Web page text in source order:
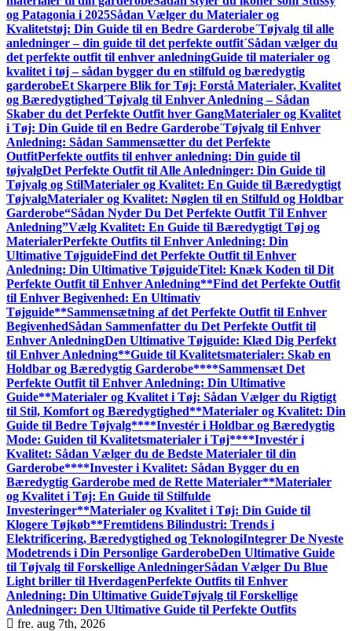
og Patagonia i 2025Sådan Vælger du Materialer og
Kvalitetstøj: Din Guide til en Bedre Garderobe´Tøjvalg til alle
anledninger – din guide til det perfekte outfit´Sådan vælger du
det perfekte outfit til enhver anledningGuide til materialer og
kvalitet i tøj – sådan bygger du en stilfuld og bæredygtig
garderobeEt Skarpere Blik for Tøj: Forstå Materialer, Kvalitet
og Bæredygtighed´Tøjvalg til Enhver Anledning – Sådan
Skaber du det Perfekte Outfit hver GangMaterialer og Kvalitet
i Tøj: Din Guide til en Bedre Garderobe´Tøjvalg til Enhver
Anledning: Sådan Sammen­sætter du det Perfekte
OutfitPerfekte outfits til enhver anledning: Din guide til
tøjvalgDet Perfekte Outfit til Alle Anledninger: Din Guide til
Tøjvalg og StilMaterialer og Kvalitet: En Guide til Bæredygtigt
TøjvalgMaterialer og Kvalitet: Nøglen til en Stilfuld og Holdbar
Garderobe“Sådan Nyder Du Det Perfekte Outfit Til Enhver
Anledning”Vælg Kvalitet: En Guide til Bæredygtigt Tøj og
MaterialerPerfekte Outfits til Enhver Anledning: Din
Ultimative TøjguideFind det Perfekte Outfit til Enhver
Anledning: Din Ultimative TøjguideTitel: Knæk Koden til Dit
Perfekte Outfit til Enhver Anledning**Find det Perfekte Outfit
til Enhver Begivenhed: En Ultimativ
Tøjguide**Sammensætning af det Perfekte Outfit til Enhver
BegivenhedSådan Sammenfatter du Det Perfekte Outfit til
Enhver AnledningDen Ultimative Tøjguide: Klæd Dig Perfekt
til Enhver Anledning**Guide til Kvalitetsmaterialer: Skab en
Holdbar og Bæredygtig Garderobe****Sammensæt Det
Perfekte Outfit til Enhver Anledning: Din Ultimative
Guide**Materialer og Kvalitet i Tøj: Sådan Vælger du Rigtigt
til Stil, Komfort og Bæredygtighed**Materialer og Kvalitet: Din
Guide til Bedre Tøjvalg****Investér i Holdbar og Bæredygtig
Mode: Guiden til Kvalitetsmaterialer i Tøj****Investér i
Kvalitet: Sådan Vælger du de Bedste Materialer til din
Garderobe****Invester i Kvalitet: Sådan Bygger du en
Bæredygtig Garderobe med de Rette Materialer**Materialer
og Kvalitet i Tøj: En Guide til Stilfulde
Investeringer**Materialer og Kvalitet i Tøj: Din Guide til
Klogere Tøjkøb**Fremtidens Bilindustri: Trends i
Elektrificering, Bæredygtighed og TeknologiIntegrer De Nyeste
Modetrends i Din Personlige GarderobeDen Ultimative Guide
til Tøjvalg til Forskellige AnledningerSådan Vælger Du Blue
Light briller til HverdagenPerfekte Outfits til Enhver
Anledning: Din Ultimative GuideTøjvalg til Forskellige
Anledninger: Den Ultimative Guide til Perfekte Outfits
fre. aug 7th, 2026